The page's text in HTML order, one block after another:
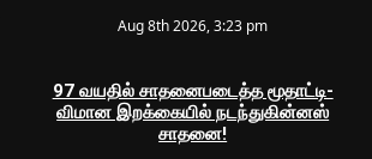
Aug 8th 2026, 3:23 pm
97 வயதில் சாதனைபடைத்த மூதாட்டி-
விமான இறக்கையில் நடந்துகின்னஸ்
சாதனை!